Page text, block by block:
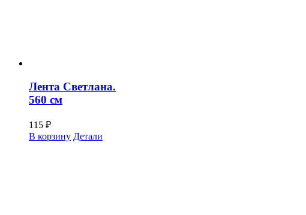
Лента Светлана.
560 см
115 ₽
В корзину Детали